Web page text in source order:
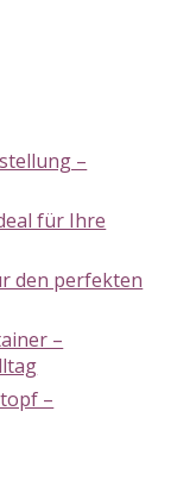
–
für Ihre
den perfekten
–
–